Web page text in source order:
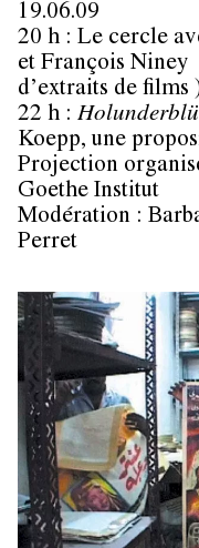
19.06.09
20 h : Le cercle
et François Niney
d’extraits de films
22 h :
Koepp, une
Projection
Goethe Institut
Modération :
Perret